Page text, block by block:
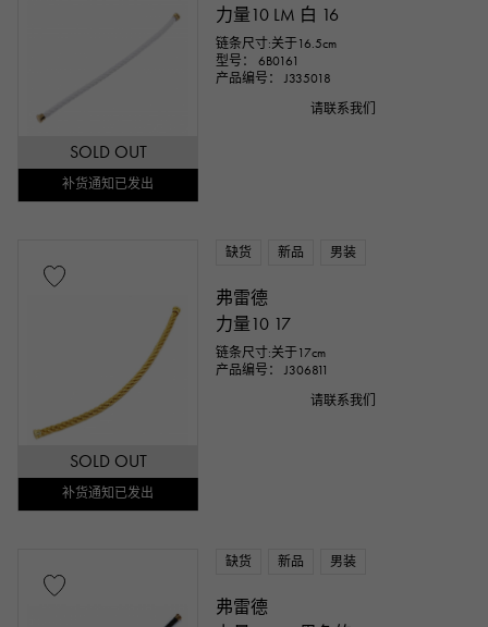
SOLD OUT
补货通知已发出
力量10 LM 白 16
链条尺寸:关于16.5cm
型号： 6B0161
产品编号： J335018
请联系我们
SOLD OUT
补货通知已发出
缺货 新品 男装
弗雷德
力量10 17
链条尺寸:关于17cm
产品编号： J306811
请联系我们
缺货 新品 男装
弗雷德